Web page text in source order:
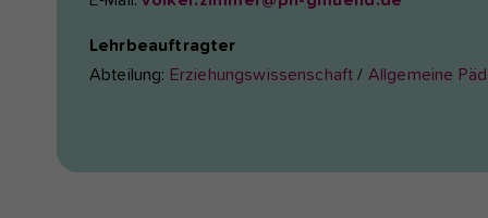
Lehrbeauftragter
Abteilung: Erziehungswissenschaft / Allgemeine